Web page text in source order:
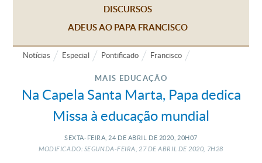
DISCURSOS
ADEUS AO PAPA FRANCISCO
Notícias Especial Pontificado Francisco
MAIS EDUCAÇÃO
Na Capela Santa Marta, Papa dedica
Missa à educação mundial
SEXTA-FEIRA, 24 DE ABRIL DE 2020, 20H07
MODIFICADO: SEGUNDA-FEIRA, 27DEABRIL DE2020, 7H28